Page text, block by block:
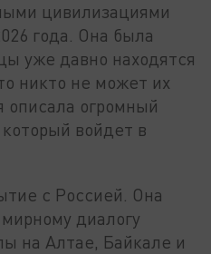
цивилизациями
года. Она была
уже давно находятся
никто не может их
огромный
войдет в
с Россией. Она
диалогу
на Алтае, Байкале и